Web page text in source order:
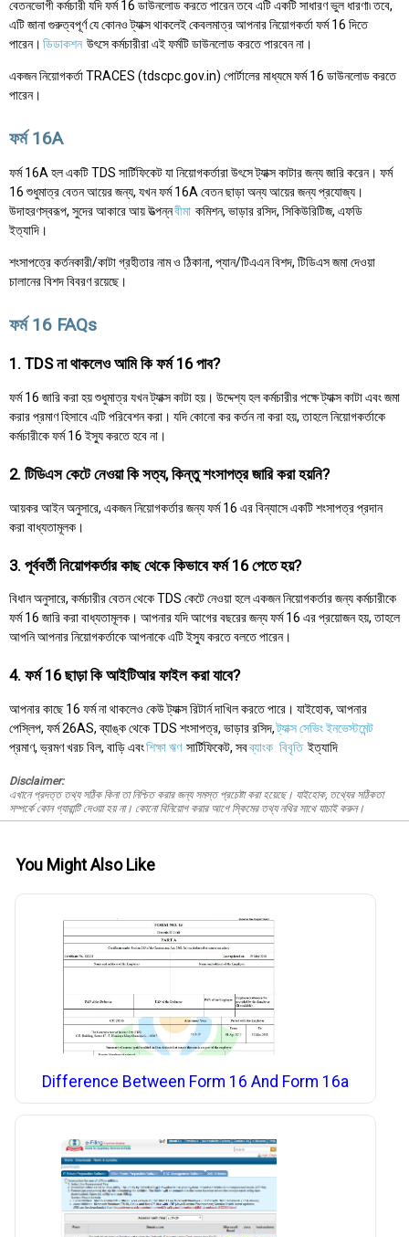
বেতনভোগী কর্মচারী যদি ফর্ম 16 ডাউনলোড করতে পারেন তবে এটি একটি সাধারণ ভুল ধারণা৷ তবে,
এটি জানা গুরুত্বপূর্ণ যে কোনও ট্যাক্স থাকলেই কেবলমাত্র আপনার নিয়োগকর্তা ফর্ম 16 দিতে
পারেন। ডিডাকশন উৎসে কর্মচারীরা এই ফর্মটি ডাউনলোড করতে পারবেন না।
একজন নিয়োগকর্তা TRACES (tdscpc.gov.in) পোর্টালের মাধ্যমে ফর্ম 16 ডাউনলোড করতে
পারেন।
ফর্ম 16A
ফর্ম 16A হল একটি TDS সার্টিফিকেট যা নিয়োগকর্তারা উৎসে ট্যাক্স কাটার জন্য জারি করেন। ফর্ম
16 শুধুমাত্র বেতন আয়ের জন্য, যখন ফর্ম 16A বেতন ছাড়া অন্য আয়ের জন্য প্রযোজ্য।
উদাহরণস্বরূপ, সুদের আকারে আয় উত্পন্নবীমা কমিশন, ভাড়ার রসিদ, সিকিউরিটিজ, এফডি
ইত্যাদি।
শংসাপত্রে কর্তনকারী/কাটা গ্রহীতার নাম ও ঠিকানা, প্যান/টিএএন বিশদ, টিডিএস জমা দেওয়া
চালানের বিশদ বিবরণ রয়েছে।
ফর্ম 16 FAQs
1. TDS না থাকলেও আমি কি ফর্ম 16 পাব?
ফর্ম 16 জারি করা হয় শুধুমাত্র যখন ট্যাক্স কাটা হয়। উদ্দেশ্য হল কর্মচারীর পক্ষে ট্যাক্স কাটা এবং জমা
করার প্রমাণ হিসাবে এটি পরিবেশন করা। যদি কোনো কর কর্তন না করা হয়, তাহলে নিয়োগকর্তাকে
কর্মচারীকে ফর্ম 16 ইস্যু করতে হবে না।
2. টিডিএস কেটে নেওয়া কি সত্য, কিন্তু শংসাপত্র জারি করা হয়নি?
আয়কর আইন অনুসারে, একজন নিয়োগকর্তার জন্য ফর্ম 16 এর বিন্যাসে একটি শংসাপত্র প্রদান
করা বাধ্যতামূলক।
3. পূর্ববর্তী নিয়োগকর্তার কাছ থেকে কিভাবে ফর্ম 16 পেতে হয়?
বিধান অনুসারে, কর্মচারীর বেতন থেকে TDS কেটে নেওয়া হলে একজন নিয়োগকর্তার জন্য কর্মচারীকে
ফর্ম 16 জারি করা বাধ্যতামূলক। আপনার যদি আগের বছরের জন্য ফর্ম 16 এর প্রয়োজন হয়, তাহলে
আপনি আপনার নিয়োগকর্তাকে আপনাকে এটি ইস্যু করতে বলতে পারেন।
4. ফর্ম 16 ছাড়া কি আইটিআর ফাইল করা যাবে?
আপনার কাছে 16 ফর্ম না থাকলেও কেউ ট্যাক্স রিটার্ন দাখিল করতে পারে। যাইহোক, আপনার
পেস্লিপ, ফর্ম 26AS, ব্যাঙ্ক থেকে TDS শংসাপত্র, ভাড়ার রসিদ,ট্যাক্স সেভিং ইনভেস্টমেন্ট
প্রমাণ, ভ্রমণ খরচ বিল, বাড়ি এবংশিক্ষা ঋণ সার্টিফিকেট, সবব্যাংক বিবৃতি ইত্যাদি
Disclaimer:
এখানে প্রদত্ত তথ্য সঠিক কিনা তা নিশ্চিত করার জন্য সমস্ত প্রচেষ্টা করা হয়েছে। যাইহোক, তথ্যের সঠিকতা
সম্পর্কে কোন গ্যারান্টি দেওয়া হয় না। কোনো বিনিয়োগ করার আগে স্কিমের তথ্য নথির সাথে যাচাই করুন।
You Might Also Like
Difference Between Form 16 And Form 16a